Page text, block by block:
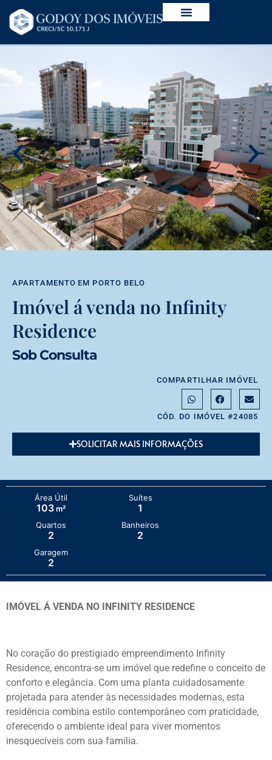
APARTAMENTO EM PORTO BELO
Imóvel á venda no Infinity
Residence
Sob Consulta
COMPARTILHAR IMÓVEL
CÓD. DO IMÓVEL #24085
SOLICITAR MAIS INFORMAÇÕES
Área Útil
103m²
Suítes
1
Quartos
2
Banheiros
2
Garagem
2
IMÓVEL Á VENDA NO INFINITY RESIDENCE
No coração do prestigiado empreendimento Infinity
Residence, encontra-se um imóvel que redefine o conceito de
conforto e elegância. Com uma planta cuidadosamente
projetada para atender às necessidades modernas, esta
residência combina estilo contemporâneo com praticidade,
oferecendo o ambiente ideal para viver momentos
inesquecíveis com sua família.